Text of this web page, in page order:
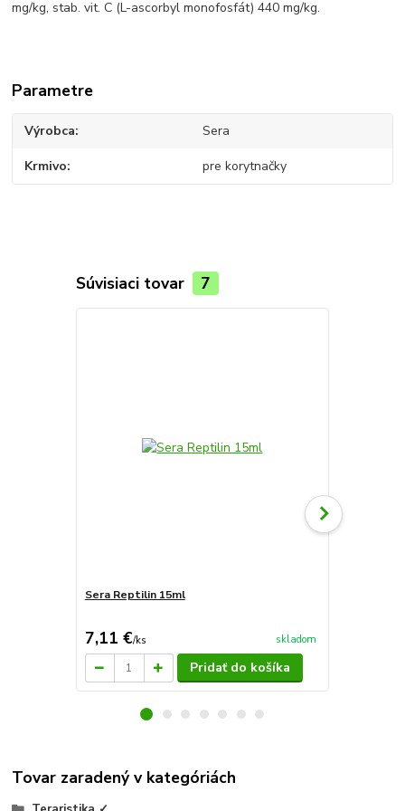
mg/kg, stab. vit. C (L-ascorbyl monofosfát) 440 mg/kg.
Parametre
Výrobca Sera
Krmivo pre korytnačky
Súvisiaci tovar 7
Sera Reptilin 15ml
7,11 €/ks skladom
Pridať do košíka
Tovar zaradený v kategóriách